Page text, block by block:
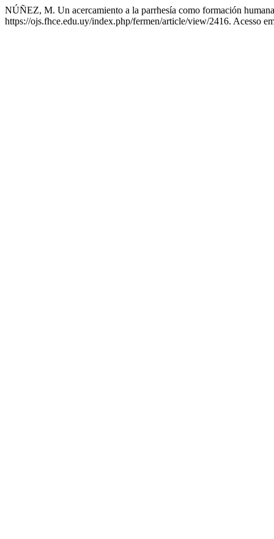
NÚÑEZ, M. Un acercamiento a la parrhesía como formación
https://ojs.fhce.edu.uy/index.php/fermen/article/view/2416. Acesso